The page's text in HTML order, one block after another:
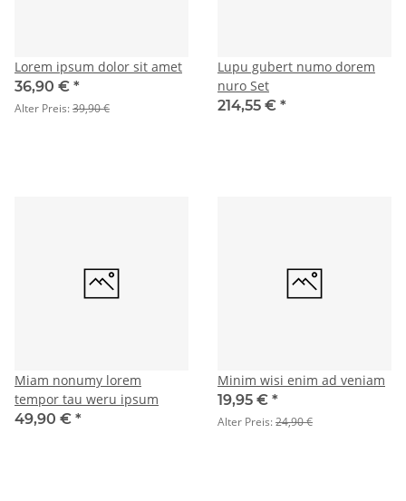
Lorem ipsum dolor sit amet
36,90 € *
Alter Preis:39,90 €
Lupu gubert numo dorem
nuro Set
214,55 € *
Miam nonumy lorem
tempor tau weru ipsum
49,90 € *
Minim wisi enim ad veniam
19,95 € *
Alter Preis:24,90 €